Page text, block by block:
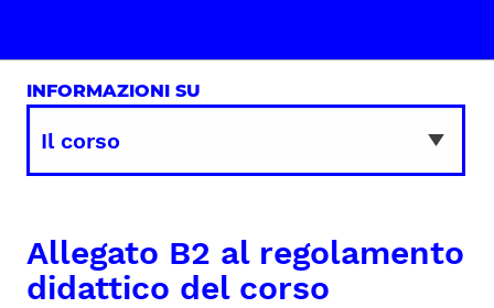
INFORMAZIONI SU
Allegato B2 al regolamento
didattico del corso